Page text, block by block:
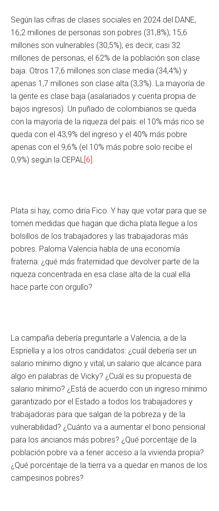
Según las cifras de clases sociales en 2024 del DANE,
16,2 millones de personas son pobres (31,8%); 15,6
millones son vulnerables (30,5%); es decir, casi 32
millones de personas, el 62% de la población son clase
baja. Otros 17,6 millones son clase media (34,4%) y
apenas 1,7 millones son clase alta (3,3%). La mayoría de
la gente es clase baja (asalariados y cuenta propia de
bajos ingresos). Un puñado de colombianos se queda
con la mayoría de la riqueza del país: el 10% más rico se
queda con el 43,9% del ingreso y el 40% más pobre
apenas con el 9,6% (el 10% más pobre solo recibe el
0,9%) según la CEPAL[6].
Plata si hay, como diría Fico. Y hay que votar para que se
tomen medidas que hagan que dicha plata llegue a los
bolsillos de los trabajadores y las trabajadoras más
pobres. Paloma Valencia habla de una economía
fraterna: ¿qué más fraternidad que devolver parte de la
riqueza concentrada en esa clase alta de la cual ella
hace parte con orgullo?
La campaña debería preguntarle a Valencia, a de la
Espriella y a los otros candidatos: ¿cuál debería ser un
salario mínimo digno y vital, un salario que alcance para
algo en palabras de Vicky? ¿Cuál es su propuesta de
salario mínimo? ¿Está de acuerdo con un ingreso mínimo
garantizado por el Estado a todos los trabajadores y
trabajadoras para que salgan de la pobreza y de la
vulnerabilidad? ¿Cuánto va a aumentar el bono pensional
para los ancianos más pobres? ¿Qué porcentaje de la
población pobre va a tener acceso a la vivienda propia?
¿Qué porcentaje de la tierra va a quedar en manos de los
campesinos pobres?